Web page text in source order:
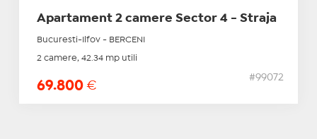
Apartament 2 camere Sector 4 - Straja
Bucuresti-Ilfov - BERCENI
2 camere, 42.34 mp utili
69.800 €
#99072